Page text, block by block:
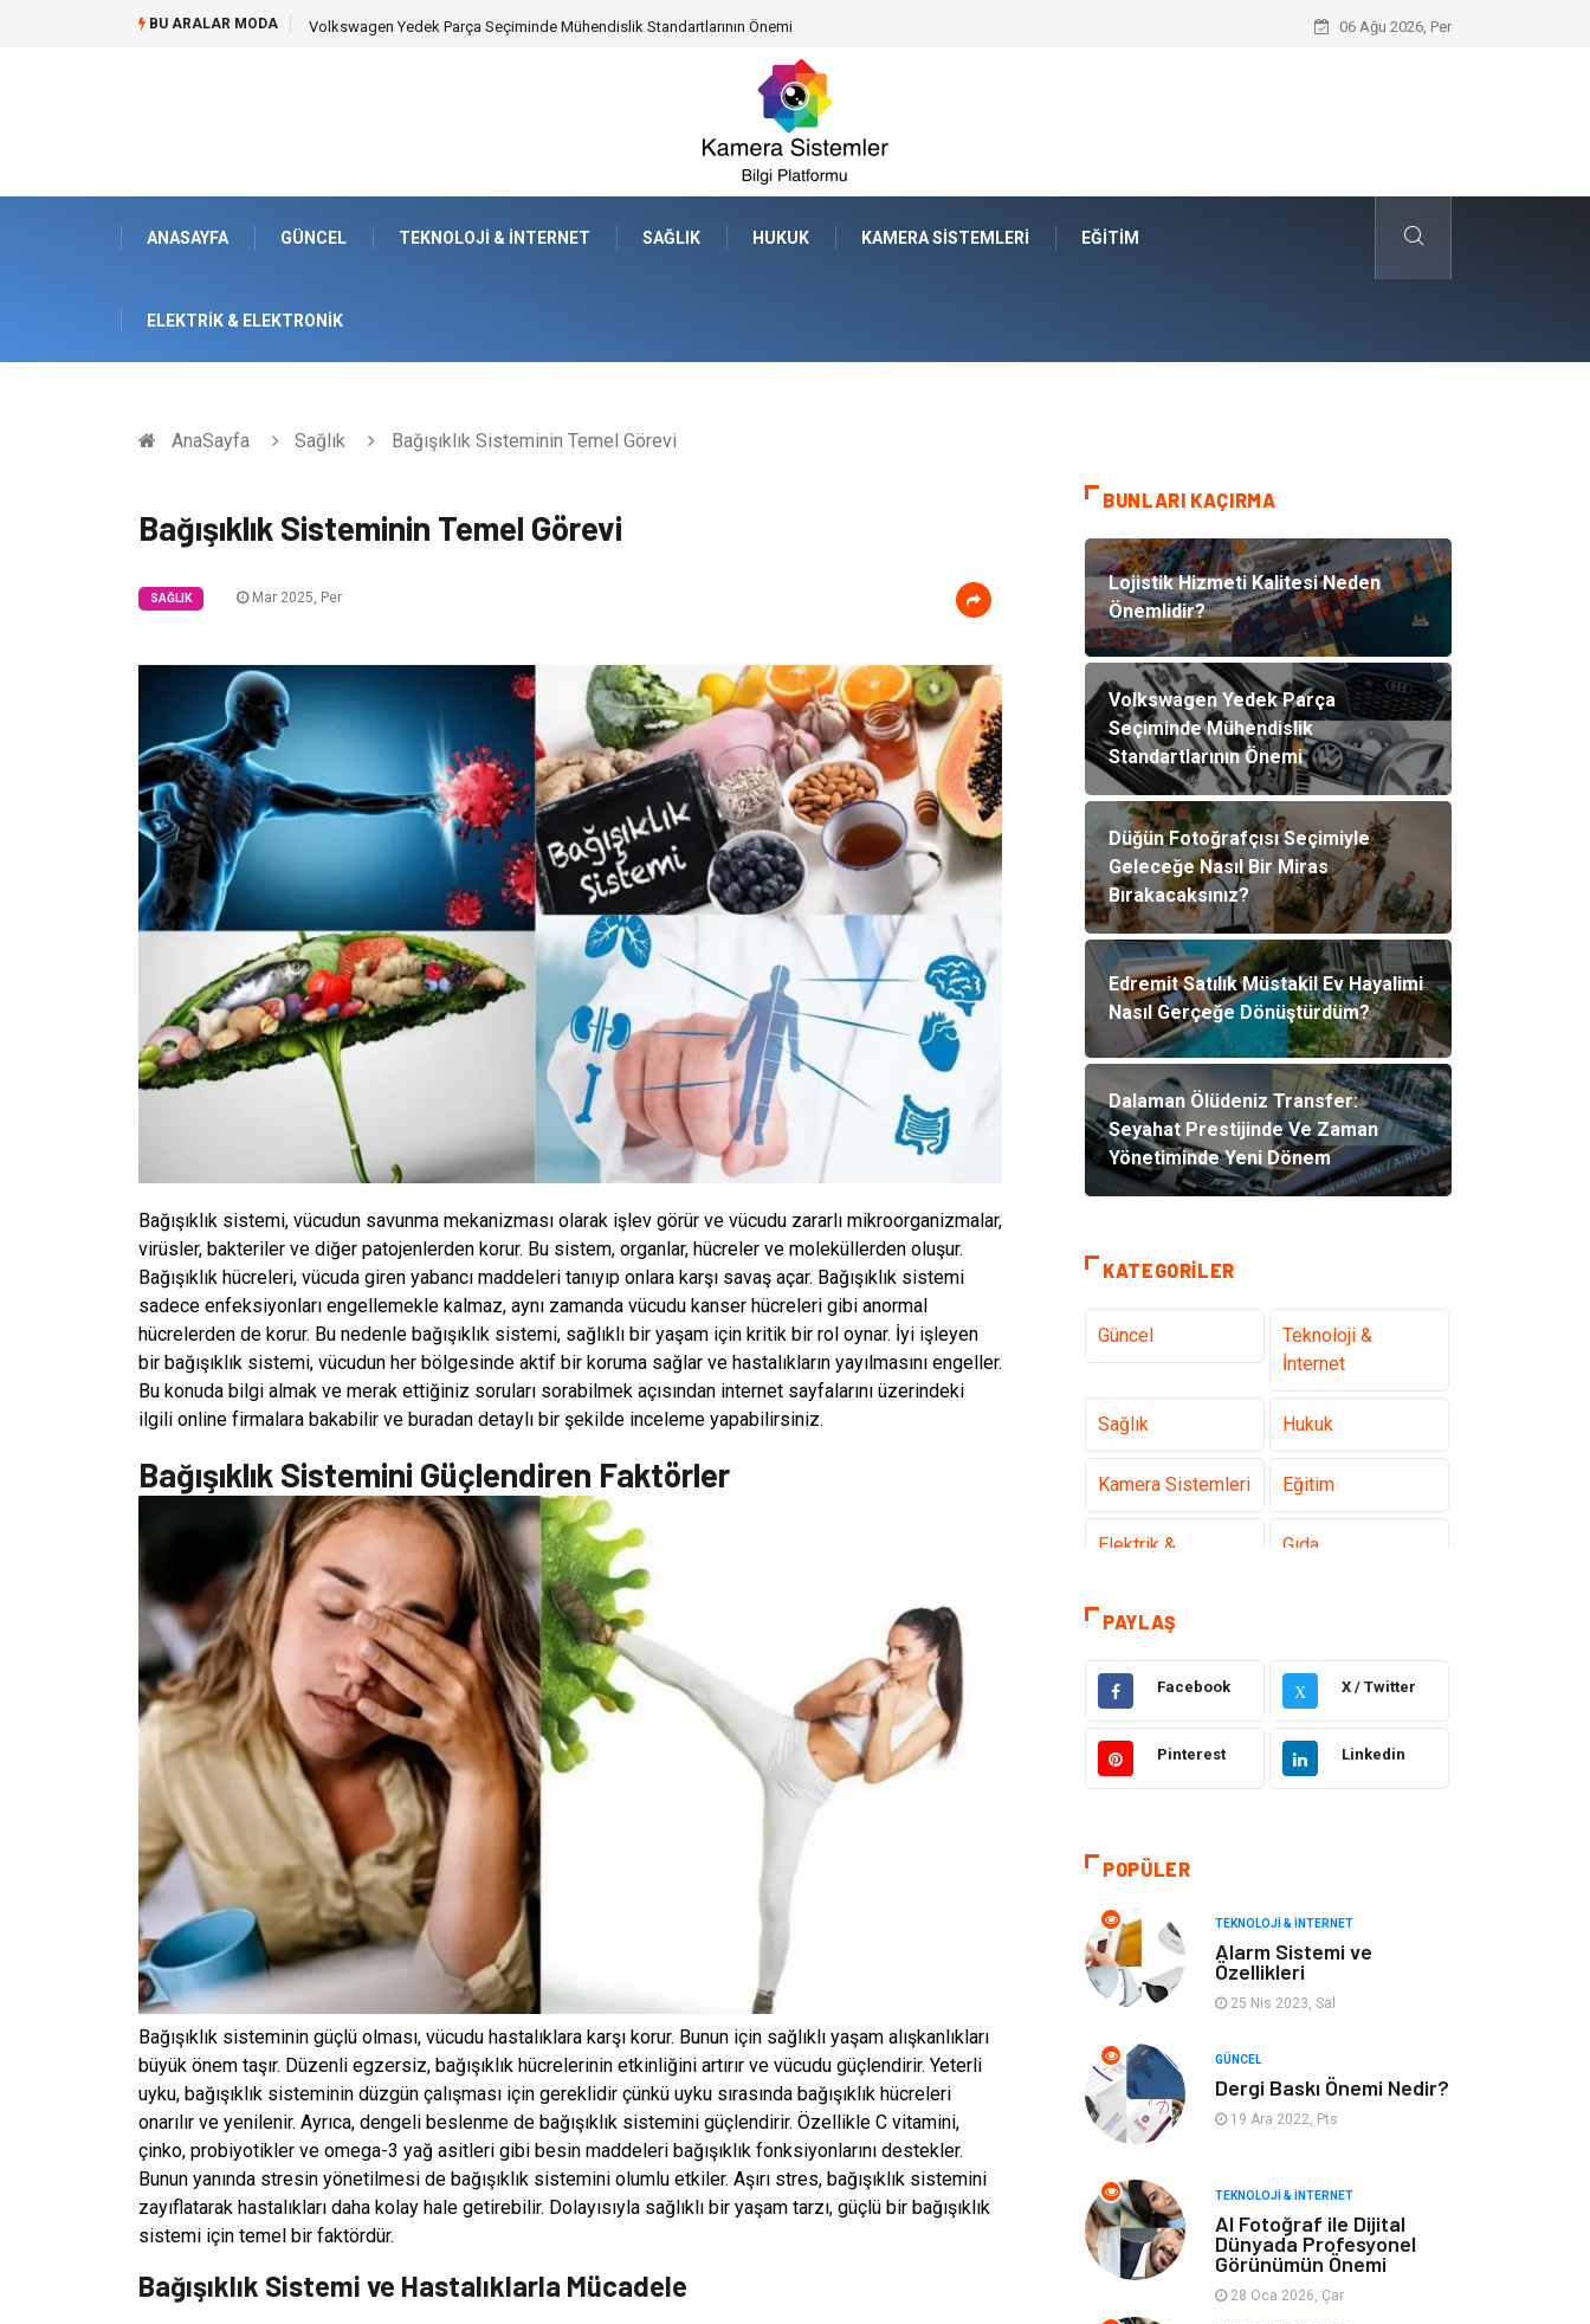
BU ARALAR MODA Düğün Fotoğrafçısı Seçimiyle Geleceğe Nasıl Bir Miras Bırakacaksınız? Edremit Satılık Müstakil Ev Hayalimi
06 Ağu 2026, Per
ANASAYFA GÜNCEL TEKNOLOJI & İNTERNET SAĞLIK HUKUK KAMERA SISTEMLERI EĞITIM
ELEKTRIK & ELEKTRONIK
AnaSayfa Sağlık Bağışıklık Sisteminin Temel Görevi
Bağışıklık Sisteminin Temel Görevi
SAĞLIK Mar 2025, Per
Bağışıklık sistemi, vücudun savunma mekanizması olarak işlev görür ve vücudu zararlı mikroorganizmalar,
virüsler, bakteriler ve diğer patojenlerden korur. Bu sistem, organlar, hücreler ve moleküllerden oluşur.
Bağışıklık hücreleri, vücuda giren yabancı maddeleri tanıyıp onlara karşı savaş açar. Bağışıklık sistemi
sadece enfeksiyonları engellemekle kalmaz, aynı zamanda vücudu kanser hücreleri gibi anormal
hücrelerden de korur. Bu nedenle bağışıklık sistemi, sağlıklı bir yaşam için kritik bir rol oynar. İyi işleyen
bir bağışıklık sistemi, vücudun her bölgesinde aktif bir koruma sağlar ve hastalıkların yayılmasını engeller.
Bu konuda bilgi almak ve merak ettiğiniz soruları sorabilmek açısından internet sayfalarını üzerindeki
ilgili online firmalara bakabilir ve buradan detaylı bir şekilde inceleme yapabilirsiniz.
Bağışıklık Sistemini Güçlendiren Faktörler
Bağışıklık sisteminin güçlü olması, vücudu hastalıklara karşı korur. Bunun için sağlıklı yaşam alışkanlıkları
büyük önem taşır. Düzenli egzersiz, bağışıklık hücrelerinin etkinliğini artırır ve vücudu güçlendirir. Yeterli
uyku, bağışıklık sisteminin düzgün çalışması için gereklidir çünkü uyku sırasında bağışıklık hücreleri
onarılır ve yenilenir. Ayrıca, dengeli beslenme de bağışıklık sistemini güçlendirir. Özellikle C vitamini,
çinko, probiyotikler ve omega-3 yağ asitleri gibi besin maddeleri bağışıklık fonksiyonlarını destekler.
Bunun yanında stresin yönetilmesi de bağışıklık sistemini olumlu etkiler. Aşırı stres, bağışıklık sistemini
zayıflatarak hastalıkları daha kolay hale getirebilir. Dolayısıyla sağlıklı bir yaşam tarzı, güçlü bir bağışıklık
sistemi için temel bir faktördür.
Bağışıklık Sistemi ve Hastalıklarla Mücadele
BUNLARI KAÇIRMA
Lojistik Hizmeti Kalitesi Neden
Önemlidir?
Volkswagen Yedek Parça
Seçiminde Mühendislik
Standartlarının Önemi
Düğün Fotoğrafçısı Seçimiyle
Geleceğe Nasıl Bir Miras
Bırakacaksınız?
Edremit Satılık Müstakil Ev Hayalimi
Nasıl Gerçeğe Dönüştürdüm?
Dalaman Ölüdeniz Transfer:
Seyahat Prestijinde Ve Zaman
Yönetiminde Yeni Dönem
KATEGORILER
Güncel
Teknoloji &
İnternet
Sağlık Hukuk
Kamera Sistemleri Eğitim
Elektrik &
Gıda
Güzellik & Bakım
Makine Giyim
Tatil Organizasyon
Mobilya
Turizm Tekstil
Sistemleri
Aksesuar Bebek Giyim
Hayvancılık
PAYLAŞ
Facebook X X / Twitter
Pinterest Linkedin
POPÜLER
TEKNOLOJI & İNTERNET
Alarm Sistemi ve
Özellikleri
25 Nis 2023, Sal
GÜNCEL
Dergi Baskı Önemi Nedir?
19 Ara 2022, Pts
TEKNOLOJI & İNTERNET
AI Fotoğraf ile Dijital
Dünyada Profesyonel
Görünümün Önemi
28 Oca 2026, Çar